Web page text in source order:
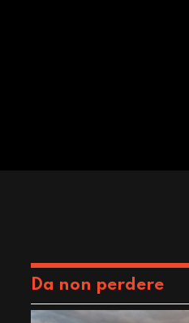
Da non perdere